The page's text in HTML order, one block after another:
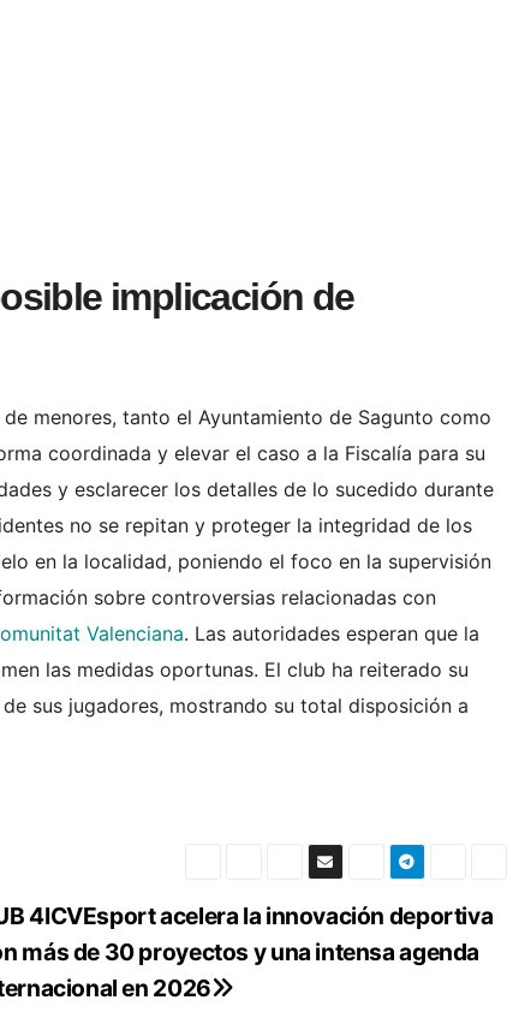
implicación de
menores, tanto el Ayuntamiento de Sagunto como
coordinada y elevar el caso a la Fiscalía para su
y esclarecer los detalles de lo sucedido durante
no se repitan y proteger la integridad de los
en la localidad, poniendo el foco en la supervisión
sobre controversias relacionadas con
Valenciana. Las autoridades esperan que la
las medidas oportunas. El club ha reiterado su
sus jugadores, mostrando su total disposición a
4ICVEsport acelera la innovación deportiva
más de 30 proyectos y una intensa agenda
en 2026